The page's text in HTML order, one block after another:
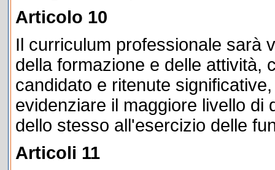
Articolo 10
Il curriculum professionale sarà
della formazione e delle attività,
candidato e ritenute
evidenziare il maggiore livello di
dello stesso all'esercizio delle
Articoli 11